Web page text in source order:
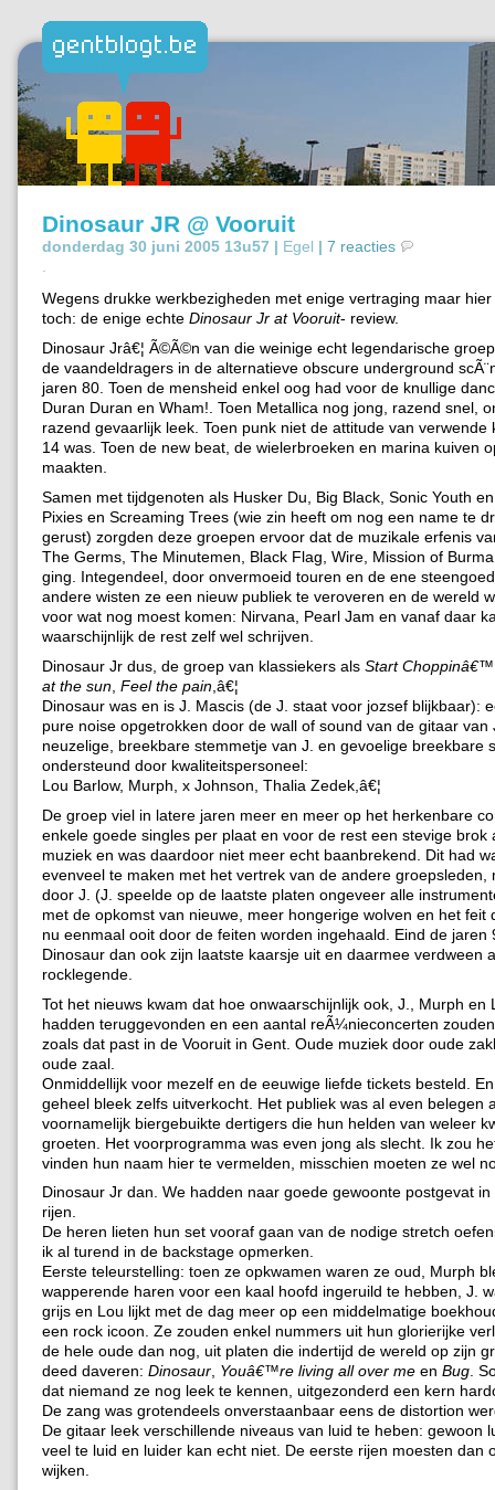
Dinosaur JR @ Vooruit
donderdag 30 juni 2005 13u57 | Egel | 7 reacties
Wegens drukke werkbezigheden met enige vertraging maar
toch: de enige echte Dinosaur Jr at Vooruit- review.
Dinosaur Jrâ€¦ Ã©Ã©n van die weinige echt legendarische
de vaandeldragers in de alternatieve obscure underground
jaren 80. Toen de mensheid enkel oog had voor de knullige
Duran Duran en Wham!. Toen Metallica nog jong, razend snel,
razend gevaarlijk leek. Toen punk niet de attitude van verwende
14 was. Toen de new beat, de wielerbroeken en marina kuiven
maakten.
Samen met tijdgenoten als Husker Du, Big Black, Sonic Youth
Pixies en Screaming Trees (wie zin heeft om nog een name te
gerust) zorgden deze groepen ervoor dat de muzikale erfenis
The Germs, The Minutemen, Black Flag, Wire, Mission of
ging. Integendeel, door onvermoeid touren en de ene
andere wisten ze een nieuw publiek te veroveren en de wereld
voor wat nog moest komen: Nirvana, Pearl Jam en vanaf daar
waarschijnlijk de rest zelf wel schrijven.
Dinosaur Jr dus, de groep van klassiekers als Start Choppinâ€™
at the sun Feel the pain ,â€¦
Dinosaur was en is J. Mascis (de J. staat voor jozsef blijkbaar):
pure noise opgetrokken door de wall of sound van de gitaar van
neuzelige, breekbare stemmetje van J. en gevoelige breekbare
ondersteund door kwaliteitspersoneel:
Lou Barlow, Murph, x Johnson, Thalia Zedek,â€¦
De groep viel in latere jaren meer en meer op het herkenbare
enkele goede singles per plaat en voor de rest een stevige brok
muziek en was daardoor niet meer echt baanbrekend. Dit had
evenveel te maken met het vertrek van de andere groepsleden,
door J. (J. speelde op de laatste platen ongeveer alle
met de opkomst van nieuwe, meer hongerige wolven en het feit
nu eenmaal ooit door de feiten worden ingehaald. Eind de jaren
Dinosaur dan ook zijn laatste kaarsje uit en daarmee verdween
rocklegende.
Tot het nieuws kwam dat hoe onwaarschijnlijk ook, J., Murph en
hadden teruggevonden en een aantal reÃ¼nieconcerten
zoals dat past in de Vooruit in Gent. Oude muziek door oude
oude zaal.
Onmiddellijk voor mezelf en de eeuwige liefde tickets besteld.
geheel bleek zelfs uitverkocht. Het publiek was al even belegen
voornamelijk biergebuikte dertigers die hun helden van weleer
groeten. Het voorprogramma was even jong als slecht. Ik zou
vinden hun naam hier te vermelden, misschien moeten ze wel
Dinosaur Jr dan. We hadden naar goede gewoonte postgevat
rijen.
De heren lieten hun set vooraf gaan van de nodige stretch
ik al turend in de backstage opmerken.
Eerste teleurstelling: toen ze opkwamen waren ze oud, Murph
wapperende haren voor een kaal hoofd ingeruild te hebben, J.
grijs en Lou lijkt met de dag meer op een middelmatige
een rock icoon. Ze zouden enkel nummers uit hun glorierijke
de hele oude dan nog, uit platen die indertijd de wereld op zijn
deed daveren: Dinosaur, Youâ€™re living all over me en Bug.
dat niemand ze nog leek te kennen, uitgezonderd een kern
De zang was grotendeels onverstaanbaar eens de distortion
De gitaar leek verschillende niveaus van luid te heben: gewoon
veel te luid en luider kan echt niet. De eerste rijen moesten dan
wijken.